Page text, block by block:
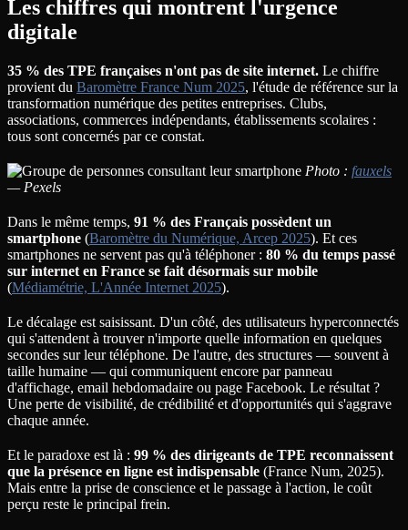
Les chiffres qui montrent l'urgence
digitale
35 % des TPE françaises n'ont pas de site internet. Le chiffre
provient du Baromètre France Num 2025, l'étude de référence sur la
transformation numérique des petites entreprises. Clubs,
associations, commerces indépendants, établissements scolaires :
tous sont concernés par ce constat.
Photo : fauxels
— Pexels
Dans le même temps, 91 % des Français possèdent un
smartphone (Baromètre du Numérique, Arcep 2025). Et ces
smartphones ne servent pas qu'à téléphoner : 80 % du temps passé
sur internet en France se fait désormais sur mobile
(Médiamétrie, L'Année Internet 2025).
Le décalage est saisissant. D'un côté, des utilisateurs hyperconnectés
qui s'attendent à trouver n'importe quelle information en quelques
secondes sur leur téléphone. De l'autre, des structures — souvent à
taille humaine — qui communiquent encore par panneau
d'affichage, email hebdomadaire ou page Facebook. Le résultat ?
Une perte de visibilité, de crédibilité et d'opportunités qui s'aggrave
chaque année.
Et le paradoxe est là : 99 % des dirigeants de TPE reconnaissent
que la présence en ligne est indispensable (France Num, 2025).
Mais entre la prise de conscience et le passage à l'action, le coût
perçu reste le principal frein.